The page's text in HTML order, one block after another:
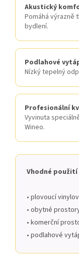
Akustický
Pomáhá výrazně
bydlení.
Podlahové
Nízký tepelný
Profesionální
Vyvinuta
Wineo.
Vhodné použití
• plovoucí
• obytné
• komerční
• podlahové